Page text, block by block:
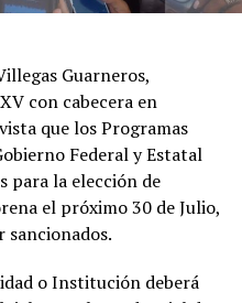
Guarneros,
con cabecera en
que los Programas
Federal y Estatal
para la elección de
el próximo 30 de Julio,
sancionados.
o Institución deberá